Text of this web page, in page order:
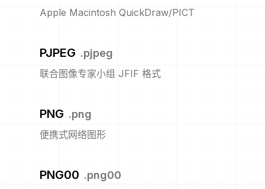
Apple Macintosh QuickDraw/PICT
PJPEG .pjpeg
联合图像专家小组 JFIF 格式
PNG .png
便携式网络图形
PNG00 .png00